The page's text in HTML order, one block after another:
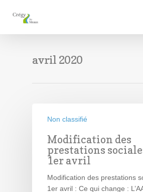
avril 2020
Non classifié
Modification des
prestations
1er avril
Modification des prestations
1er avril : Ce qui change :